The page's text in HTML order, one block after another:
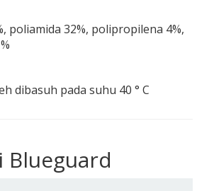
poliamida 32%, polipropilena 4%,
dibasuh pada suhu 40 ° C
Blueguard